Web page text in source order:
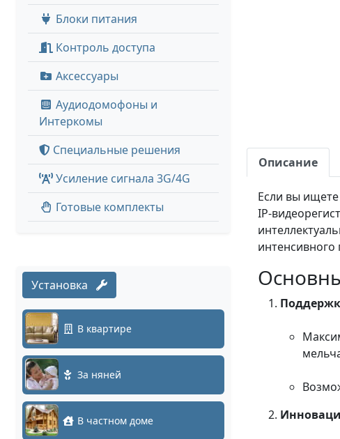
Блоки питания
Контроль доступа
Аксессуары
Аудиодомофоны и
Интеркомы
Специальные решения
Усиление сигнала 3G/4G
Готовые комплекты
Установка
В квартире
За няней
В частном доме
Описание
Если вы
IP-
интенсивного